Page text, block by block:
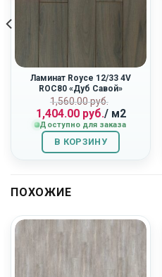
Ламинат Royce 12/33 4V
ROC80 «Дуб Савой»
1,560.00руб.
цена
составляла
1,560.00
руб..
1,404.00руб.
Текущая
цена:
1,404.00
руб..
/ м2
Доступно для заказа
В КОРЗИНУ
ПОХОЖИЕ